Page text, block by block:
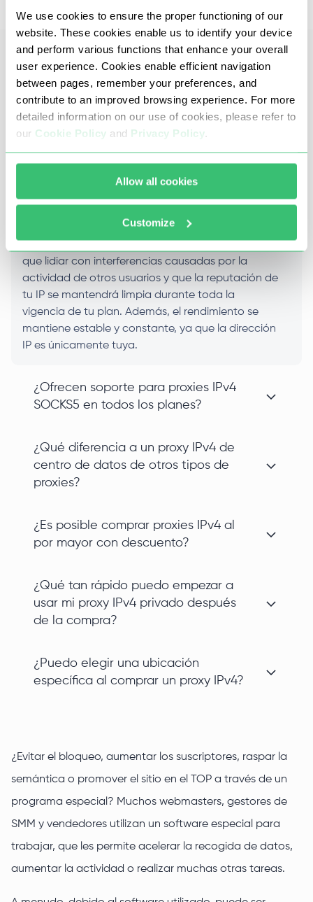
We use cookies to ensure the proper functioning of our
website. These cookies enable us to identify your device
and perform various functions that enhance your overall
user experience. Cookies enable efficient navigation
between pages, remember your preferences, and
contribute to an improved browsing experience. For more
detailed information on our use of cookies, please refer to
our Cookie Policy and Privacy Policy
Allow all cookies
Customize
Preguntas frecuentes
exclusivamente a tu cuenta durante todo el
que lidiar con interferencias causadas por la
actividad de otros usuarios y que la reputación de
tu IP se mantendrá limpia durante toda la
vigencia de tu plan. Además, el rendimiento se
mantiene estable y constante, ya que la dirección
IP es únicamente tuya.
¿Ofrecen soporte para proxies IPv4
SOCKS5 en todos los planes?
¿Qué diferencia a un proxy IPv4 de
centro de datos de otros tipos de
proxies?
¿Es posible comprar proxies IPv4 al
por mayor con descuento?
¿Qué tan rápido puedo empezar a
usar mi proxy IPv4 privado después
de la compra?
¿Puedo elegir una ubicación
específica al comprar un proxy IPv4?
¿Evitar el bloqueo, aumentar los suscriptores, raspar la
semántica o promover el sitio en el TOP a través de un
programa especial? Muchos webmasters, gestores de
SMM y vendedores utilizan un software especial para
trabajar, que les permite acelerar la recogida de datos,
aumentar la actividad o realizar muchas otras tareas.